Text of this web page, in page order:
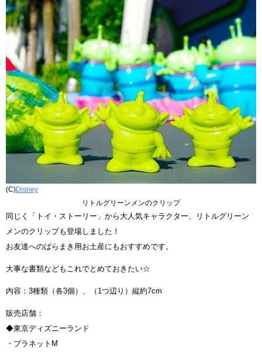
(C)Disney
リトルグリーンメンのクリップ
同じく「トイ・ストーリー」から大人気キャラクター、リトルグリーン
メンのクリップも登場しました！
お友達へのばらまき用お土産にもおすすめです。
大事な書類などもこれでとめておきたい☆
内容：3種類（各3個）、（1つ辺り）縦約7cm
販売店舗：
◆東京ディズニーランド
・プラネットM